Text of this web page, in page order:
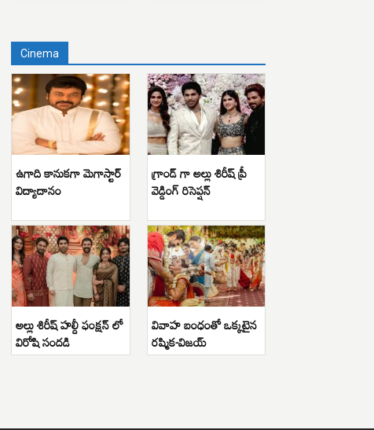
Cinema
ఉగాది కానుకగా మెగాస్టార్
విద్యాదానం
గ్రాండ్ గా అల్లు శిరీష్ ప్రీ
వెడ్డింగ్ రిసెప్షన్
అల్లు శిరీష్ హల్దీ ఫంక్షన్ లో
విరోషి సందడి
వివాహ బంధంతో ఒక్కటైన
రష్మిక-విజయ్